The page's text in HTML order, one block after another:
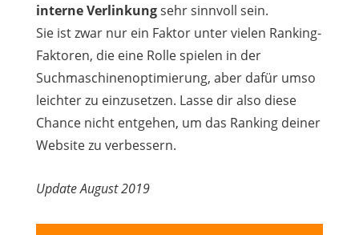
interne Verlinkungsehr sinnvoll sein.
Sie ist zwar nur ein Faktor unter vielen Ranking-
Faktoren, die eine Rolle spielen in der
Suchmaschinenoptimierung, aber dafür umso
leichter zu einzusetzen. Lasse dir also diese
Chance nicht entgehen, um das Ranking deiner
Website zu verbessern.
Update August 2019